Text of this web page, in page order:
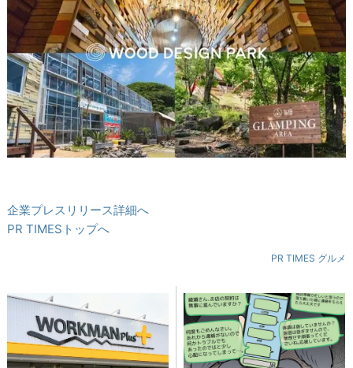
企業プレスリリース詳細へ
PR TIMESトップへ
PR TIMES グルメ